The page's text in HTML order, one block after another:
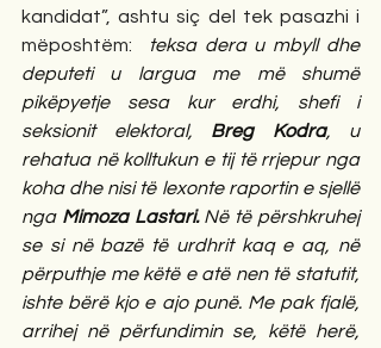
kandidat”, ashtu siç del tek pasazhi i
mëposhtëm:
teksa dera u mbyll dhe
deputeti u largua me më shumë
pikëpyetje sesa kur erdhi, shefi i
seksionit elektoral, Breg Kodra, u
rehatua në kolltukun e tij të rrjepur nga
koha dhe nisi të lexonte raportin e sjellë
nga Mimoza Lastari. Në të përshkruhej
se si në bazë të urdhrit kaq e aq, në
përputhje me këtë e atë nen të statutit,
ishte bërë kjo e ajo punë. Me pak fjalë,
arrihej në përfundimin se, këtë herë,